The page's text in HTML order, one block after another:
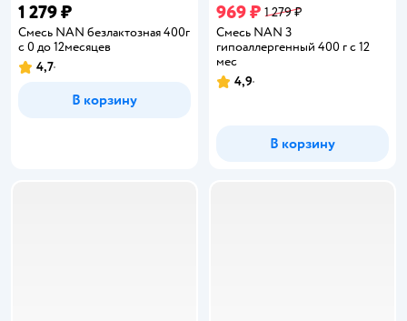
1 279 ₽
Смесь NAN безлактозная 400г
с 0 до 12месяцев
Рейтинг:
4,7
В корзину
969 ₽ 1 279 ₽
Смесь NAN 3
гипоаллергенный 400 г с 12
мес
Рейтинг:
4,9
В корзину